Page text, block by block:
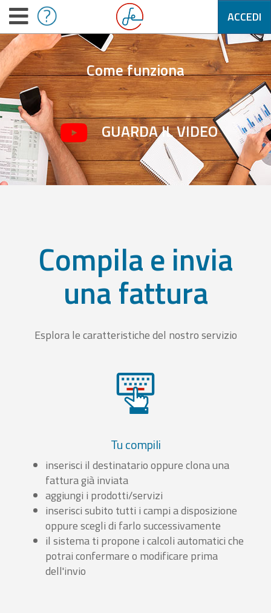
ACCEDI
Come funziona
GUARDA IL VIDEO
Compila e invia
una fattura
Esplora le caratteristiche del nostro servizio
Tu compili
inserisci il destinatario oppure clona una
fattura già inviata
aggiungi i prodotti/servizi
inserisci subito tutti i campi a disposizione
oppure scegli di farlo successivamente
il sistema ti propone i calcoli automatici che
potrai confermare o modificare prima
dell'invio